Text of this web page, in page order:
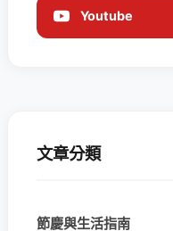
Youtube
文章分類
節慶與生活指南